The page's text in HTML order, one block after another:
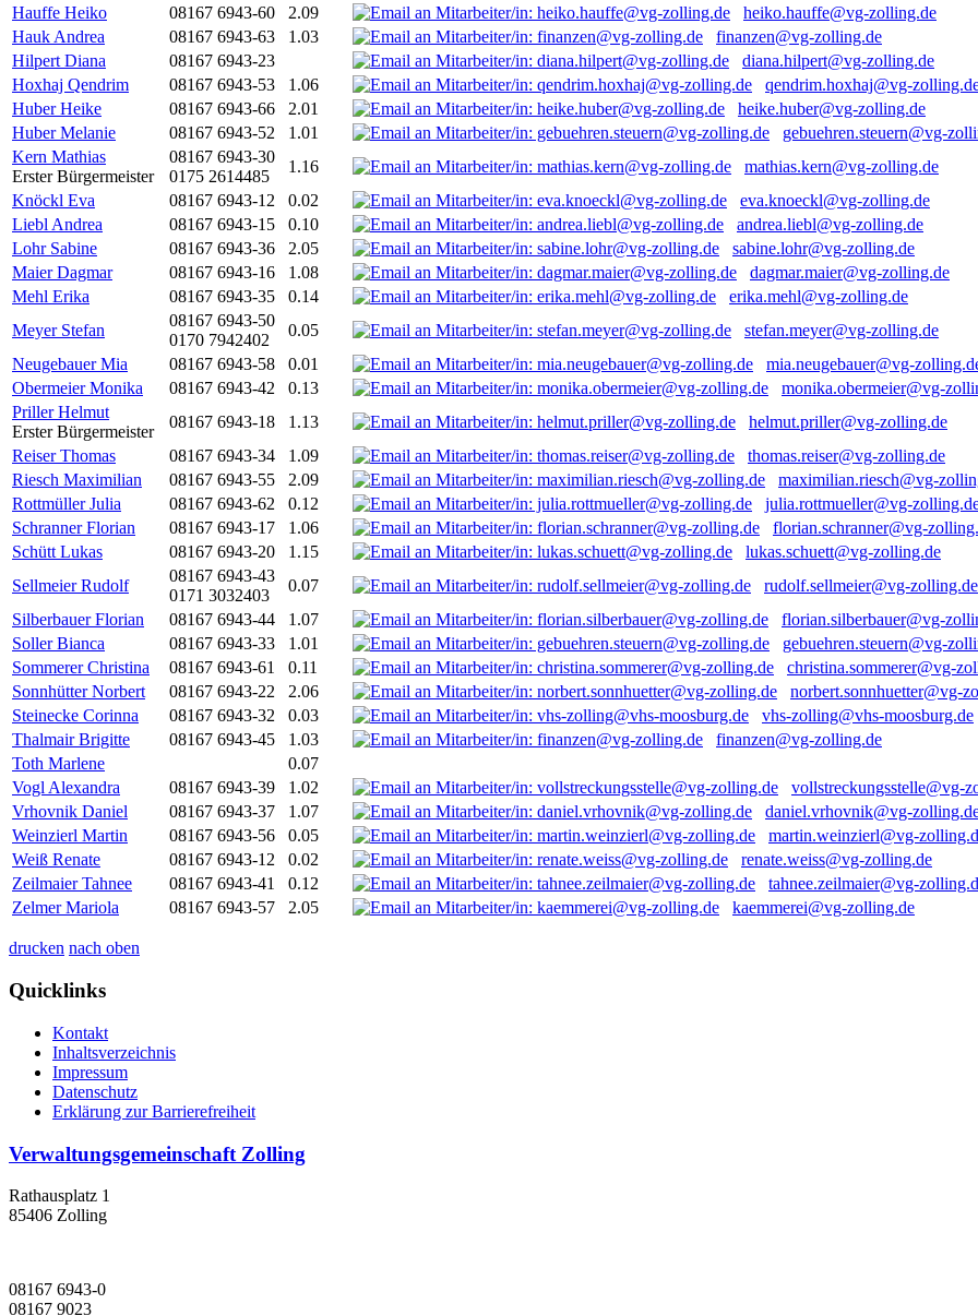
Hauffe Heiko
08167 6943-60 2.09
heiko.hauffe@vg-zolling.de
Hauk Andrea
08167 6943-63 1.03
finanzen@vg-zolling.de
Hilpert Diana
08167 6943-23
diana.hilpert@vg-zolling.de
Hoxhaj Qendrim
08167 6943-53 1.06
qendrim.hoxhaj@vg-
Huber Heike
08167 6943-66 2.01
heike.huber@vg-zolling.de
Huber Melanie
08167 6943-52 1.01
gebuehren.steuern@vg-
Kern Mathias
Erster Bürgermeister
08167 6943-30
0175 2614485
1.16
mathias.kern@vg-zolling.de
Knöckl Eva
08167 6943-12 0.02
eva.knoeckl@vg-zolling.de
Liebl Andrea
08167 6943-15 0.10
andrea.liebl@vg-zolling.de
Lohr Sabine
08167 6943-36 2.05
sabine.lohr@vg-zolling.de
Maier Dagmar
08167 6943-16 1.08
dagmar.maier@vg-zolling.de
Mehl Erika
08167 6943-35 0.14
erika.mehl@vg-zolling.de
Meyer Stefan
08167 6943-50
0170 7942402
0.05
stefan.meyer@vg-zolling.de
Neugebauer Mia
08167 6943-58 0.01
mia.neugebauer@vg-
Obermeier Monika
08167 6943-42 0.13
monika.obermeier@vg-
Priller Helmut
Erster Bürgermeister
08167 6943-18 1.13
helmut.priller@vg-zolling.de
Reiser Thomas
08167 6943-34 1.09
thomas.reiser@vg-zolling.de
Riesch Maximilian
08167 6943-55 2.09
maximilian.riesch@vg-
Rottmüller Julia
08167 6943-62 0.12
julia.rottmueller@vg-
Schranner Florian
08167 6943-17 1.06
florian.schranner@vg-
Schütt Lukas
08167 6943-20 1.15
lukas.schuett@vg-zolling.de
Sellmeier Rudolf
08167 6943-43
0171 3032403
0.07
rudolf.sellmeier@vg-zolling.de
Silberbauer Florian
08167 6943-44 1.07
florian.silberbauer@vg-
Soller Bianca
08167 6943-33 1.01
gebuehren.steuern@vg-
Sommerer Christina
08167 6943-61 0.11
christina.sommerer@vg-
Sonnhütter Norbert
08167 6943-22 2.06
norbert.sonnhuetter@vg-
Steinecke Corinna
08167 6943-32 0.03
vhs-zolling@vhs-moosburg.de
Thalmair Brigitte
08167 6943-45 1.03
finanzen@vg-zolling.de
Toth Marlene
0.07
Vogl Alexandra
08167 6943-39 1.02
vollstreckungsstelle@vg-
Vrhovnik Daniel
08167 6943-37 1.07
daniel.vrhovnik@vg-
Weinzierl Martin
08167 6943-56 0.05
martin.weinzierl@vg-
Weiß Renate
08167 6943-12 0.02
renate.weiss@vg-zolling.de
Zeilmaier Tahnee
08167 6943-41 0.12
tahnee.zeilmaier@vg-
Zelmer Mariola
08167 6943-57 2.05 kaemmerei@vg-zolling.de
drucken nach oben
Quicklinks
Kontakt
Inhaltsverzeichnis
Impressum
Datenschutz
Erklärung zur Barrierefreiheit
Verwaltungsgemeinschaft Zolling
Rathausplatz 1
85406 Zolling
08167 6943-0
08167 9023